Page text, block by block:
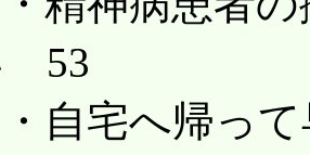
53
へ帰って早